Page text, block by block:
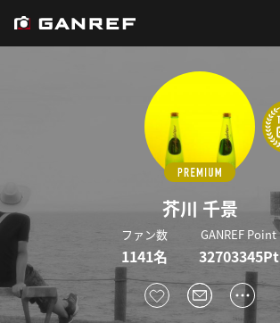
芥川 千景
ファン数
1141名
GANREF Point
32703345Pt